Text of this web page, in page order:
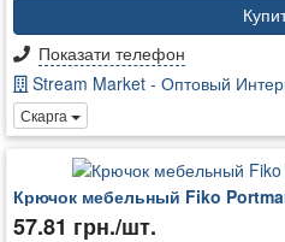
Показати телефон
Stream Market - Оптовый
Скарга
Крючок мебельный Fiko
57.81 грн./шт.